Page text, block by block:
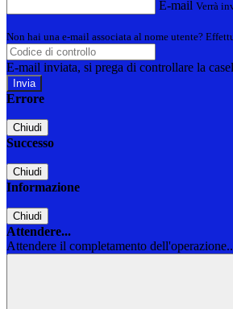
E-mail Verrà
Non hai una e-mail associata al nome utente?
E-mail inviata, si prega di controllare la
Errore
Chiudi
Successo
Chiudi
Informazione
Chiudi
Attendere...
Attendere il completamento